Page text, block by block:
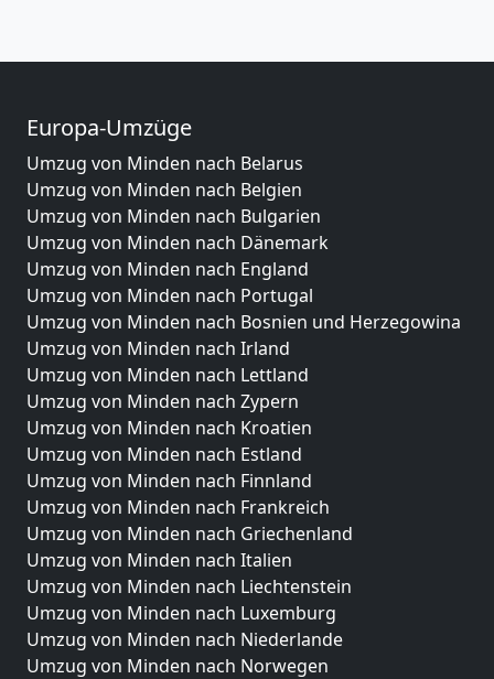
Europa-Umzüge
Umzug von Minden nach Belarus
Umzug von Minden nach Belgien
Umzug von Minden nach Bulgarien
Umzug von Minden nach Dänemark
Umzug von Minden nach England
Umzug von Minden nach Portugal
Umzug von Minden nach Bosnien und Herzegowina
Umzug von Minden nach Irland
Umzug von Minden nach Lettland
Umzug von Minden nach Zypern
Umzug von Minden nach Kroatien
Umzug von Minden nach Estland
Umzug von Minden nach Finnland
Umzug von Minden nach Frankreich
Umzug von Minden nach Griechenland
Umzug von Minden nach Italien
Umzug von Minden nach Liechtenstein
Umzug von Minden nach Luxemburg
Umzug von Minden nach Niederlande
Umzug von Minden nach Norwegen